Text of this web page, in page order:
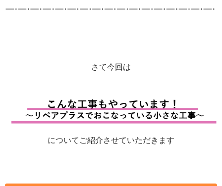
さて今回は
についてご紹介させていただきます